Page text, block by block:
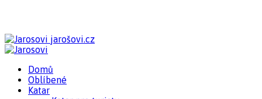
jarošovi.cz
Domů
Oblíbené
Katar